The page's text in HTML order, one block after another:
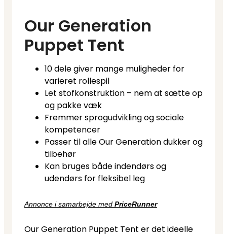
Our Generation
Puppet Tent
10 dele giver mange muligheder for
varieret rollespil
Let stofkonstruktion – nem at sætte op
og pakke væk
Fremmer sprogudvikling og sociale
kompetencer
Passer til alle Our Generation dukker og
tilbehør
Kan bruges både indendørs og
udendørs for fleksibel leg
Annonce i samarbejde med PriceRunner
Our Generation Puppet Tent er det ideelle